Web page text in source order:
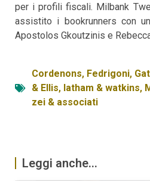
per i profili fiscali. Milbank
assistito i bookrunners con
Apostolos Gkoutzinis e
Cordenons, Fedrigoni,
& Ellis, latham & watkins,
zei & associati
Leggi anche...